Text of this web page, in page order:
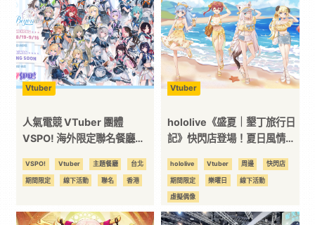
｜
3C
科
技
全
方
Vtuber
人氣電競 VTuber 團體
VSPO! 海外限定聯名餐廳
的彼方～》今夏登場！
VSPO! Vtuber 主題餐廳 台北
期間限定 線下活動 聯名 香港
Vtuber
hololive《盛夏｜墾丁旅行日
記》快閃店登場！夏日風情限
hololive Vtuber 周邊 快閃店
期間限定 樂曜日 線下活動
虛擬偶像